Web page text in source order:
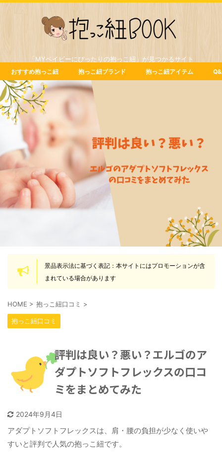
「MYベイビーにぴったりの抱っこ紐」が見つかるサイト
おすすめ抱っこ紐 抱っこ紐ブランド 抱っこ紐アイテム
景品表示法に基づく表記：本サイトにはプロモーションが含
まれている場合があります
HOME > 抱っこ紐口コミ >
抱っこ紐口コミ
評判は良い？悪い？エルゴのア
ダプトソフトフレックスの口コ
ミをまとめてみた
2024年9月4日
アダプトソフトフレックスは、肩・腰の負担が少なく使いや
すいと評判で人気の抱っこ紐です。